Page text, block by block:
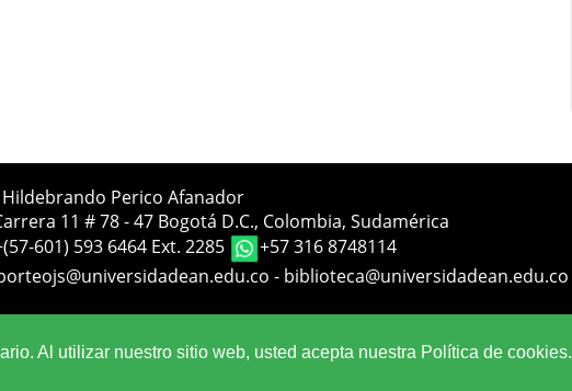
Al utilizar nuestro sitio web, usted acepta nuestra Política de cookies.
Perico Afanador
11 # 78 - 47 Bogotá D.C., Colombia, Sudamérica
601) 593 6464 Ext. 2285
+57 316 8748114
- biblioteca@universidadean.edu.co
Sistema OJS - Metabiblioteca |